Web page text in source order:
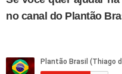
no canal do Plantão